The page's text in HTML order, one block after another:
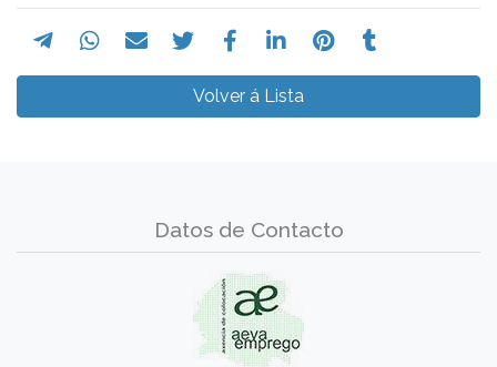
Volver á Lista
Datos de Contacto